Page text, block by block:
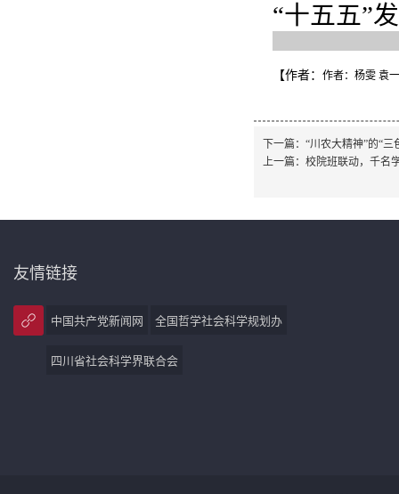
“十五五”
【作者： 作者：杨雯 袁
下一篇： “川农大精神”的“三
上一篇： 校院班联动，千名
友情链接
中国共产党新闻网 全国哲学社会科学规划办
四川省社会科学界联合会